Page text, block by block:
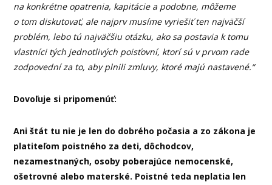
na konkrétne opatrenia, kapitácie a podobne, môžeme
o tom diskutovať, ale najprv musíme vyriešiť ten najväčší
problém, lebo tú najväčšiu otázku, ako sa postavia k tomu
vlastníci tých jednotlivých poisťovní, ktorí sú v prvom rade
zodpovední za to, aby plnili zmluvy, ktoré majú nastavené.“
Dovoľuje si pripomenúť:
Ani štát tu nie je len do dobrého počasia a zo zákona je
platiteľom poistného za deti, dôchodcov,
nezamestnaných, osoby poberajúce nemocenské,
ošetrovné alebo materské. Poistné teda neplatia len